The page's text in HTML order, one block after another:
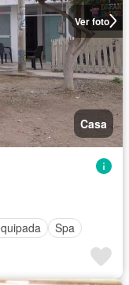
Ver foto
Casa
Spa